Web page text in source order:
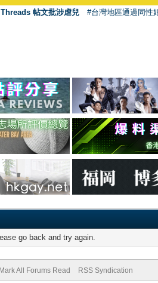
帖文批涉虐兒 #台灣地區通過同性
go back and try again.
Mark All Forums Read RSS Syndication